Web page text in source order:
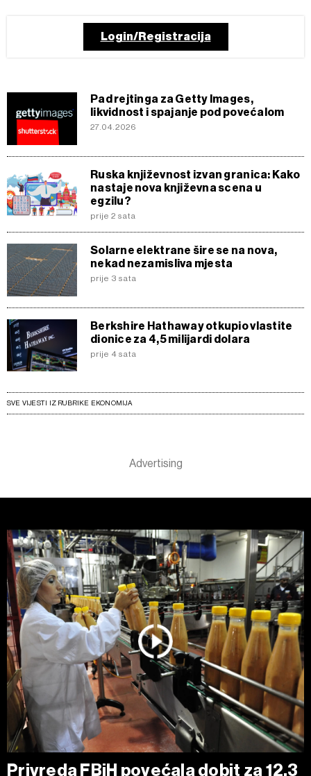
Login/Registracija
Pad rejtinga za Getty Images,
likvidnost i spajanje pod povećalom
27.04.2026
Ruska književnost izvan granica: Kako
nastaje nova književna scena u
egzilu?
prije 2 sata
Solarne elektrane šire se na nova,
nekad nezamisliva mjesta
prije 3 sata
Berkshire Hathaway otkupio vlastite
dionice za 4,5 milijardi dolara
prije 4 sata
SVE VIJESTI IZ RUBRIKE EKONOMIJA
Privreda FBiH povećala dobit za 12,3